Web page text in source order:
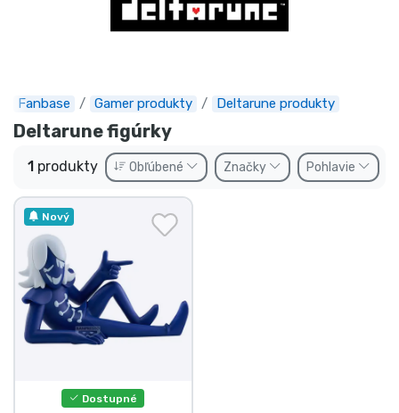
Fanbase Gamer produkty Deltarune produkty
Deltarune figúrky
1 produkty Obľúbené Značky Pohlavie
Nový
Dostupné
Predobjednávky
Outlet produkty
Preprava a platba
Zoradiť podľa série
Zoradiť podľa filmov
Zoradiť podľa Anime